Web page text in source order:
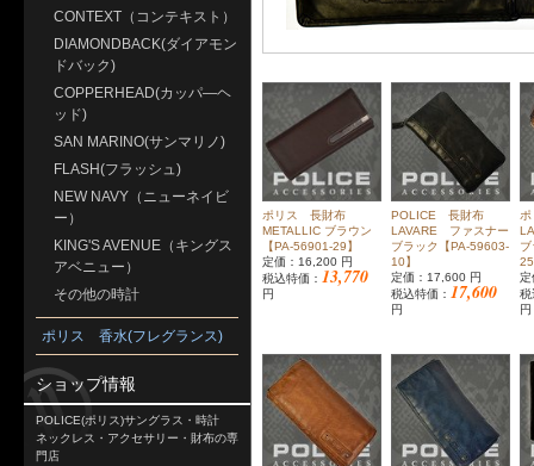
ポリス 長財布
METALLIC ブラウン
【PA-56901-29】
定価：16,200 円
税込特価： 13,770
円
POLICE 長財布
LAVARE ファスナー
ブラック【PA-59603-
10】
定価：17,600 円
税込特価： 17,600
円
ポ
定
税
円
CONTEXT（コンテキスト）
DIAMONDBACK(ダイアモン
ドバック)
COPPERHEAD(カッパ―ヘ
ッド)
SAN MARINO(サンマリノ)
FLASH(フラッシュ)
NEW NAVY（ニューネイビ
ー）
KING'S AVENUE（キングス
アベニュー）
その他の時計
ポリス 香水(フレグランス)
ショップ情報
POLICE(ポリス)サングラス・時計
ネックレス・アクセサリー・財布の専
門店